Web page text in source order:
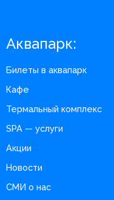
Аквапарк:
Билеты в аквапарк
Кафе
Термальный комплекс
SPA — услуги
Акции
Новости
СМИ о нас